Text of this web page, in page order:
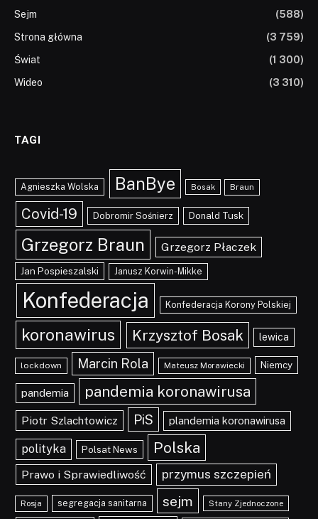
Sejm
(588)
Strona główna
(3 759)
Świat
(1 300)
Wideo
(3 310)
TAGI
Agnieszka Wolska BanBye Bosak Braun
Covid-19 Dobromir Sośnierz Donald Tusk
Grzegorz Braun Grzegorz Płaczek
Jan Pospieszalski Janusz Korwin-Mikke
Konfederacja Konfederacja Korony Polskiej
koronawirus Krzysztof Bosak lewica
lockdown Marcin Rola Mateusz Morawiecki Niemcy
pandemia pandemia koronawirusa
Piotr Szlachtowicz PiS plandemia koronawirusa
polityka Polsat News Polska
Prawo i Sprawiedliwość przymus szczepień
Rosja segregacja sanitarna sejm Stany Zjednoczone